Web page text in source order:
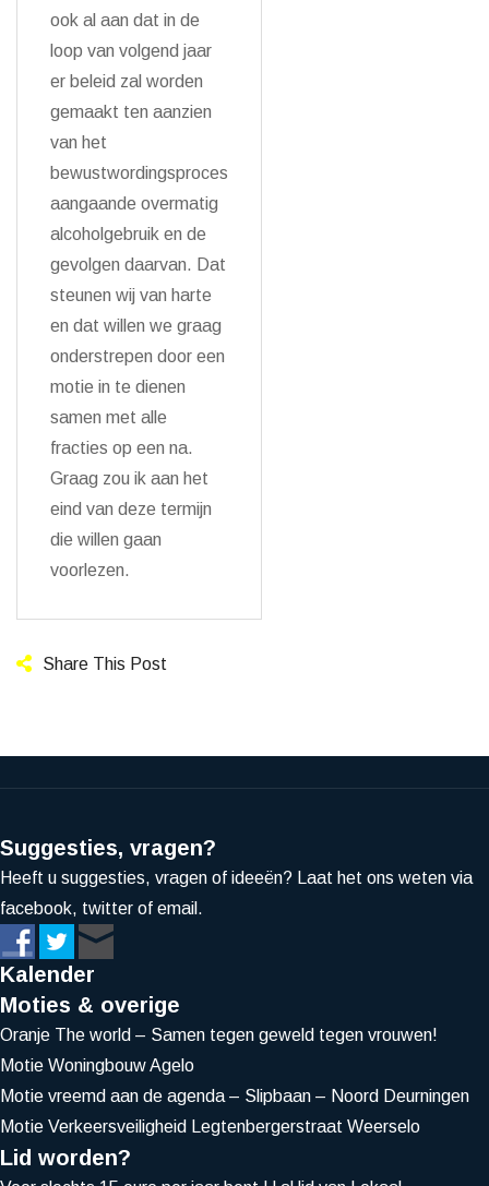
ook al aan dat in de
loop van volgend jaar
er beleid zal worden
gemaakt ten aanzien
van het
bewustwordingsproces
aangaande overmatig
alcoholgebruik en de
gevolgen daarvan. Dat
steunen wij van harte
en dat willen we graag
onderstrepen door een
motie in te dienen
samen met alle
fracties op een na.
Graag zou ik aan het
eind van deze termijn
die willen gaan
voorlezen.
Share This Post
Suggesties, vragen?
Heeft u suggesties, vragen of ideeën? Laat het ons weten via
facebook, twitter of email.
Kalender
Moties & overige
Oranje The world – Samen tegen geweld tegen vrouwen!
Motie Woningbouw Agelo
Motie vreemd aan de agenda – Slipbaan – Noord Deurningen
Motie Verkeersveiligheid Legtenbergerstraat Weerselo
Lid worden?